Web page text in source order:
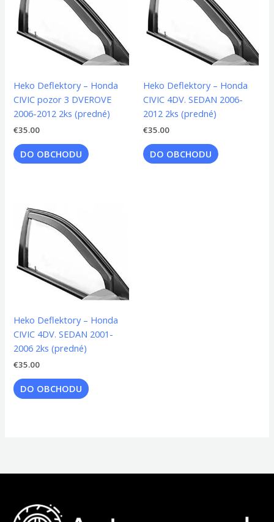
Heko Deflektory – Honda
CIVIC pozor 3 DVEROVE
2006-2012 2ks (predné)
€35.00
DO OBCHODU
Heko Deflektory – Honda
CIVIC 4DV. SEDAN 2006-
2012 2ks (predné)
€35.00
DO OBCHODU
Heko Deflektory – Honda
CIVIC 4DV. SEDAN 2001-
2006 2ks (predné)
€35.00
DO OBCHODU